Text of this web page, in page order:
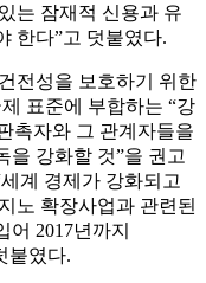
는 잠재적 신용과 유
한다”고 덧붙였다.
전성을 보호하기 위한
표준에 부합하는 “강
촉자와 그 관계자들을
을 강화할 것”을 권고
계 경제가 강화되고
노 확장사업과 관련된
2017년까지
붙였다.